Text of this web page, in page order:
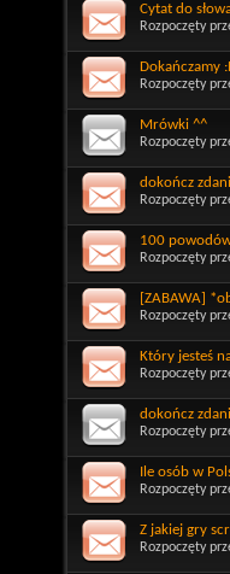
Cytat do
Rozpoczęty
Dokańczamy
Rozpoczęty
Mrówki ^^
Rozpoczęty
dokończ
Rozpoczęty
100
Rozpoczęty
[ZABAWA]
Rozpoczęty
Który jesteś
Rozpoczęty
dokończ
Rozpoczęty
Ile osób w
Rozpoczęty
Z jakiej gry
Rozpoczęty